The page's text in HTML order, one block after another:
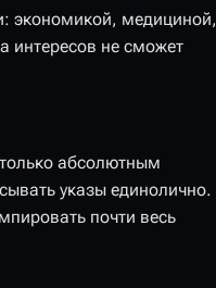
экономикой, медициной,
интересов не сможет
абсолютным
указы единолично.
почти весь